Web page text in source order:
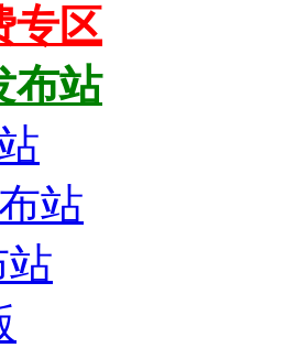
专区
布站
站
站